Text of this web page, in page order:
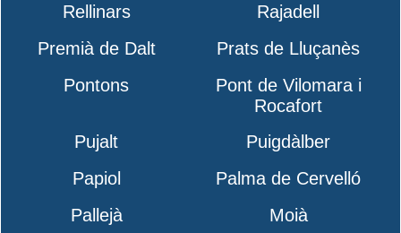
Rellinars
Rajadell
Premià de Dalt
Prats de Lluçanès
Pontons
Pont de Vilomara i
Rocafort
Pujalt
Puigdàlber
Papiol
Palma de Cervelló
Pallejà
Moià